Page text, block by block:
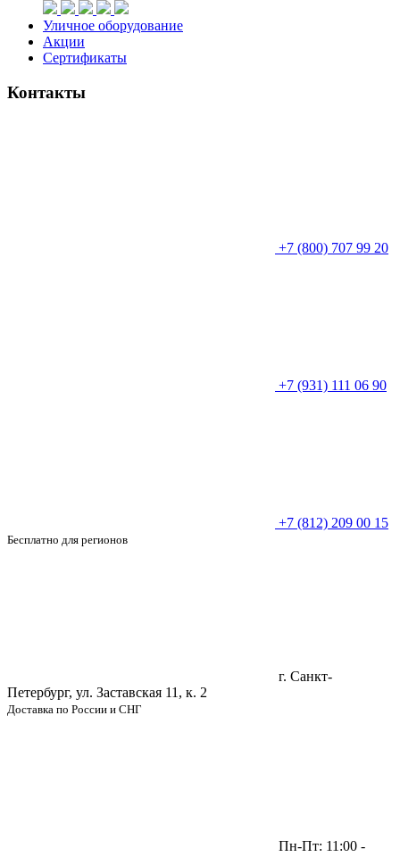
Уличное оборудование
Акции
Сертификаты
Контакты
+7 (800) 707 99 20
+7 (931) 111 06 90
+7 (812) 209 00 15
Бесплатно для регионов
г. Санкт-
Петербург, ул. Заставская 11, к. 2
Доставка по России и СНГ
Пн-Пт: 11:00 -